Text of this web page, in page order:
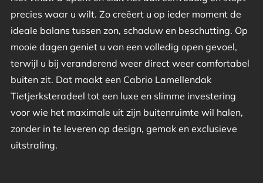
precies waar u wilt. Zo creëert u op ieder moment de
ideale balans tussen zon, schaduw en beschutting. Op
mooie dagen geniet u van een volledig open gevoel,
terwijl u bij veranderend weer direct weer comfortabel
buiten zit. Dat maakt een Cabrio Lamellendak
Tietjerksteradeel tot een luxe en slimme investering
voor wie het maximale uit zijn buitenruimte wil halen,
zonder in te leveren op design, gemak en exclusieve
uitstraling.